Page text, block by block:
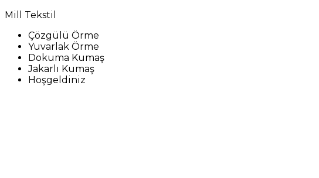
Mill Tekstil
Çözgülü Örme
Yuvarlak Örme
Dokuma Kumaş
Jakarlı Kumaş
Hoşgeldiniz